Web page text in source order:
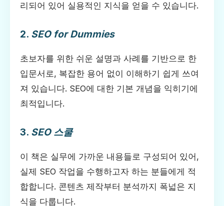
리되어 있어 실용적인 지식을 얻을 수 있습니다.
2. SEO for Dummies
초보자를 위한 쉬운 설명과 사례를 기반으로 한
입문서로, 복잡한 용어 없이 이해하기 쉽게 쓰여
져 있습니다. SEO에 대한 기본 개념을 익히기에
최적입니다.
3. SEO 스쿨
이 책은 실무에 가까운 내용들로 구성되어 있어,
실제 SEO 작업을 수행하고자 하는 분들에게 적
합합니다. 콘텐츠 제작부터 분석까지 폭넓은 지
식을 다룹니다.